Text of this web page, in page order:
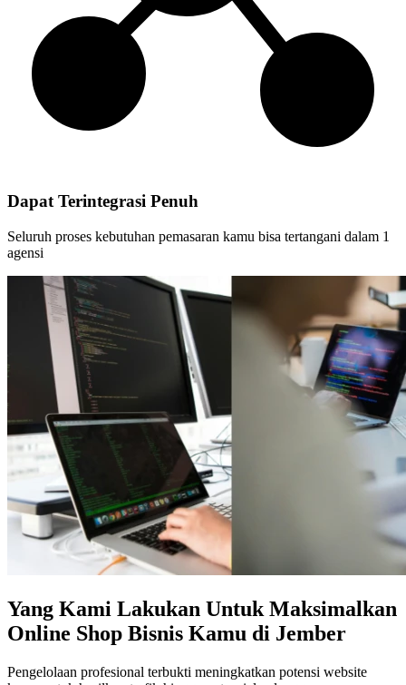
Dapat Terintegrasi Penuh
Seluruh proses kebutuhan pemasaran kamu bisa tertangani dalam 1
agensi
Yang Kami Lakukan Untuk Maksimalkan
Online Shop Bisnis Kamu di Jember
Pengelolaan profesional terbukti meningkatkan potensi website